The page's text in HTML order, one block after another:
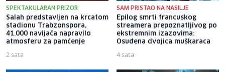
SPEKTAKULARAN PRIZOR
Salah predstavljen na krcatom
stadionu Trabzonspora,
41.000 navijača napravilo
atmosferu za pamćenje
2 sata
SAM PRISTAO NA NASILJE
Epilog smrti francuskog
streamera prepoznatljivog po
ekstremnim izazovima:
Osuđena dvojica muškaraca
4 sata